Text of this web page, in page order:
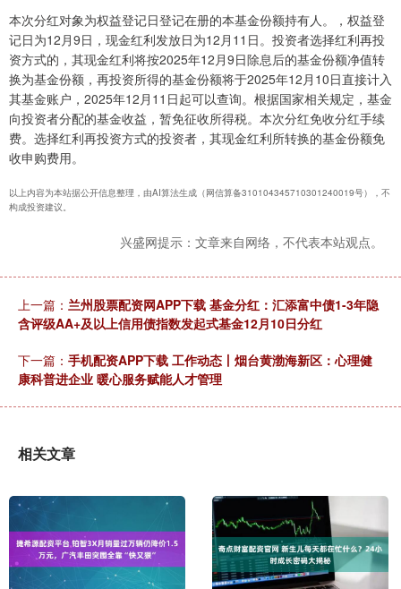
本次分红对象为权益登记日登记在册的本基金份额持有人。，权益登
记日为12月9日，现金红利发放日为12月11日。投资者选择红利再投
资方式的，其现金红利将按2025年12月9日除息后的基金份额净值转
换为基金份额，再投资所得的基金份额将于2025年12月10日直接计入
其基金账户，2025年12月11日起可以查询。根据国家相关规定，基金
向投资者分配的基金收益，暂免征收所得税。本次分红免收分红手续
费。选择红利再投资方式的投资者，其现金红利所转换的基金份额免
收申购费用。
以上内容为本站据公开信息整理，由AI算法生成（网信算备310104345710301240019号），不
构成投资建议。
兴盛网提示：文章来自网络，不代表本站观点。
上一篇： 兰州股票配资网APP下载 基金分红：汇添富中债1-3年隐
含评级AA+及以上信用债指数发起式基金12月10日分红
下一篇： 手机配资APP下载 工作动态丨烟台黄渤海新区：心理健
康科普进企业 暖心服务赋能人才管理
相关文章